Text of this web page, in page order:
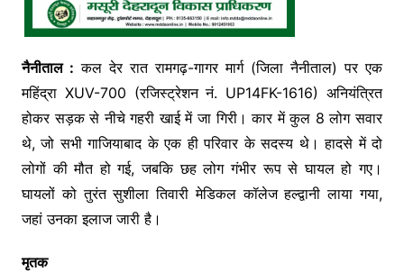
नैनीताल : कल देर रात रामगढ़-गागर मार्ग (जिला नैनीताल) पर एक
महिंद्रा XUV-700 (रजिस्ट्रेशन नं. UP14FK-1616) अनियंत्रित
होकर सड़क से नीचे गहरी खाई में जा गिरी। कार में कुल 8 लोग सवार
थे, जो सभी गाजियाबाद के एक ही परिवार के सदस्य थे। हादसे में दो
लोगों की मौत हो गई, जबकि छह लोग गंभीर रूप से घायल हो गए।
घायलों को तुरंत सुशीला तिवारी मेडिकल कॉलेज हल्द्वानी लाया गया,
जहां उनका इलाज जारी है।
मृतक